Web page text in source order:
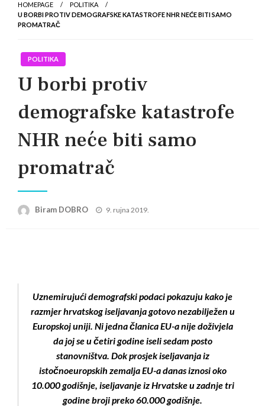
HOMEPAGE
POLITIKA
U BORBI PROTIV DEMOGRAFSKE KATASTROFE NHR NEĆE BITI SAMO
PROMATRAČ
POLITIKA
U borbi protiv
demografske katastrofe
NHR neće biti samo
promatrač
Biram DOBRO
Posted
9. rujna 2019.
Uznemirujući demografski podaci pokazuju kako je
razmjer hrvatskog iseljavanja gotovo nezabilježen u
Europskoj uniji. Ni jedna članica EU-a nije doživjela
da joj se u četiri godine iseli sedam posto
stanovništva. Dok prosjek iseljavanja iz
istočnoeuropskih zemalja EU-a danas iznosi oko
10.000 godišnje, iseljavanje iz Hrvatske u zadnje tri
godine broji preko 60.000 godišnje.